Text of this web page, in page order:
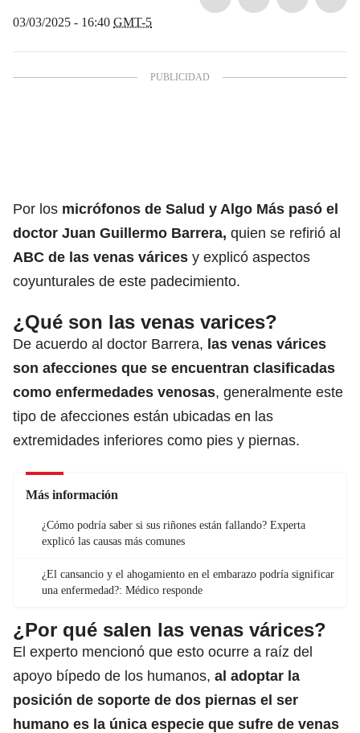
03/03/2025 - 16:40 GMT-5
Por los micrófonos de Salud y Algo Más pasó el
doctor Juan Guillermo Barrera, quien se refirió al
ABC de las venas várices y explicó aspectos
coyunturales de este padecimiento.
¿Qué son las venas varices?
De acuerdo al doctor Barrera, las venas várices
son afecciones que se encuentran clasificadas
como enfermedades venosas, generalmente este
tipo de afecciones están ubicadas en las
extremidades inferiores como pies y piernas.
Más información
¿Cómo podría saber si sus riñones están fallando? Experta
explicó las causas más comunes
¿El cansancio y el ahogamiento en el embarazo podría significar
una enfermedad?: Médico responde
¿Por qué salen las venas várices?
El experto mencionó que esto ocurre a raíz del
apoyo bípedo de los humanos, al adoptar la
posición de soporte de dos piernas el ser
humano es la única especie que sufre de venas